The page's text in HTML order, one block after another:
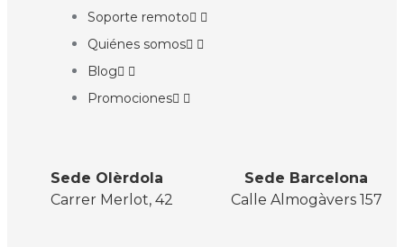
Soporte remoto
Quiénes somos
Blog
Promociones
Sede Olèrdola Sede Barcelona
Carrer Merlot, 42 Calle Almogàvers 157